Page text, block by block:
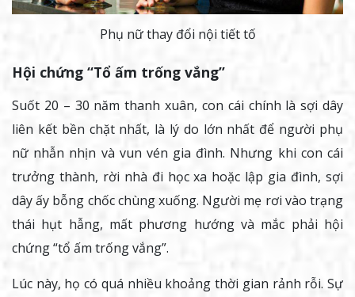
Phụ nữ thay đổi nội tiết tố
Hội chứng “Tổ ấm trống vắng”
Suốt 20 – 30 năm thanh xuân, con cái chính là sợi dây
liên kết bền chặt nhất, là lý do lớn nhất để người phụ
nữ nhẫn nhịn và vun vén gia đình. Nhưng khi con cái
trưởng thành, rời nhà đi học xa hoặc lập gia đình, sợi
dây ấy bỗng chốc chùng xuống. Người mẹ rơi vào trạng
thái hụt hẫng, mất phương hướng và mắc phải hội
chứng “tổ ấm trống vắng”.
Lúc này, họ có quá nhiều khoảng thời gian rảnh rỗi. Sự